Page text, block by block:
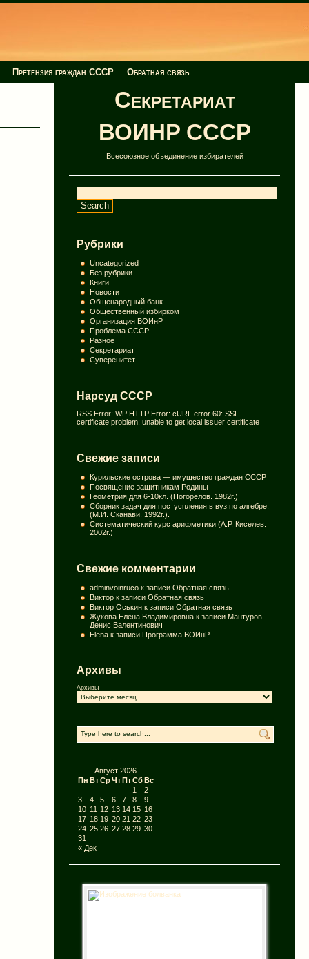
Претензия граждан СССР Обратная связь
Секретариат
ВОИНР СССР
Всесоюзное объединение избирателей
Рубрики
Uncategorized
Без рубрики
Книги
Новости
Общенародный банк
Общественный избирком
Организация ВОИнР
Проблема СССР
Разное
Секретариат
Суверенитет
Нарсуд СССР
RSS Error: WP HTTP Error: cURL error 60: SSL
certificate problem: unable to get local issuer certificate
Свежие записи
Курильские острова — имущество граждан СССР
Посвящение защитникам Родины
Геометрия для 6-10кл. (Погорелов. 1982г.)
Сборник задач для постуспления в вуз по алгебре.
(М.И. Сканави. 1992г.).
Систематический курс арифметики (А.Р. Киселев.
2002г.)
Свежие комментарии
adminvoinruco к записиОбратная связь
Виктор к записиОбратная связь
Виктор Оськин к записиОбратная связь
Жукова Елена Владимировна к записиМантуров
Денис Валентинович
Elena к записиПрограмма ВОИнР
Архивы
Архивы
Август 2026
Пн ВтСрЧтПтСбВс
« Дек
1
2
3
4 5 6 7 8
9
10 11 12 13 14 15 16
17 18 19 20 21 22 23
24 25 26 27 28 29 30
31